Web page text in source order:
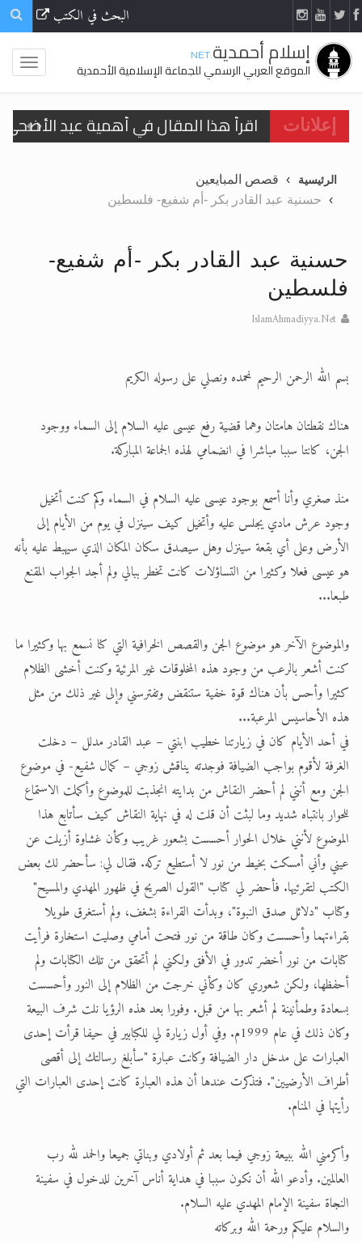
البحث في الكتب
إسلام أحمدية.NET
الموقع العربي الرسمي للجماعة الإسلامية الأحمدية
إعلانات
اقرأ هذا المقال في أهمية عيد
تعميم هامّ لأفراد الجماعة >> المزيد
اقرأ هذا الكتاب وتعرّف على حقيقة
الحجّ.. دلالات، حِكم، وأهداف >> المزيد
اقرأ هذا المقال في أهمية عيد
الرئيسية
قصص المبايعين
حسنية عبد القادر بكر -أم شفيع- فلسطين
حسنية عبد القادر بكر -أم شفيع-
فلسطين
IslamAhmadiyya.Net
بسم الله الرحمن الرحيم نحمده ونصلي على رسوله الكريم
هناك نقطتان هامتان وهما قضية رفع عيسى عليه السلام إلى السماء ووجود
الجن، كانتا سببا مباشرا في انضمامي لهذه الجماعة المباركة.
منذ صغري وأنا أسمع بوجود عيسى عليه السلام في السماء وكم كنت أتخيل
وجود عرش مادي يجلس عليه وأتخيل كيف سينزل في يوم من الأيام إلى
الأرض وعلى أي بقعة سينزل وهل سيصدق سكان المكان الذي سيهبط عليه بأنه
هو عيسى فعلا وكثيرا من التساؤلات كانت تخطر ببالي ولم أجد الجواب المقنع
طبعا...
والموضوع الآخر هو موضوع الجن والقصص الخرافية التي كنا نسمع بها وكثيرا ما
كنت أشعر بالرعب من وجود هذه المخلوقات غير المرئية وكنت أخشى الظلام
كثيرا وأحس بأن هناك قوة خفية ستنقض وتفترسني وإلى غير ذلك من مثل
هذه الأحاسيس المرعبة...
في أحد الأيام كان في زيارتنا خطيب ابنتي – عبد القادر مدلل – دخلت
الغرفة لأقوم بواجب الضيافة فوجدته يناقش زوجي – كمال شفيع- في موضوع
الجن ومع أنني لم أحضر النقاش من بدايته انجذبت للموضوع وأكملت الاستماع
للحوار بانتباه شديد وما لبثت أن قلت له في نهاية النقاش كيف سأتابع هذا
الموضوع لأنني خلال الحوار أحسست بشعور غريب وكأن غشاوة أزيلت عن
عيني وأني أمسكت بخيط من نور لا أستطيع تركه. فقال لي: سأحضر لك بعض
الكتب لتقرئيها. فأحضر لي كتاب "القول الصريح في ظهور المهدي والمسيح"
وكتاب "دلائل صدق النبوة"، وبدأت القراءة بشغف، ولم أستغرق طويلا
بقراءتهما وأحسست وكان طاقة من نور فتحت أمامي وصليت استخارة فرأيت
كتابات من نور أخضر تدور في الأفق ولكني لم أتحقق من تلك الكتابات ولم
أحفظها، ولكن شعوري كان وكأني خرجت من الظلام إلى النور وأحسست
بسعادة وطمأنينة لم أشعر بها من قبل. وفورا بعد هذه الرؤيا نلت شرف البيعة
وكان ذلك في عام 1999م. وفي أول زيارة لي للكبابير في حيفا قرأت إحدى
العبارات على مدخل دار الضيافة وكانت عبارة "سأبلغ رسالتك إلى أقصى
أطراف الأرضيين". فتذكرت عندها أن هذه العبارة كانت إحدى العبارات التي
رأيتها في المنام.
وأكرمني الله ببيعة زوجي فيما بعد ثم أولادي وبناتي جميعا والحمد لله رب
العالمين. وأدعو الله أن نكون سببا في هداية أناس آخرين للدخول في سفينة
النجاة سفينة الإمام المهدي عليه السلام.
والسلام عليكم ورحمة الله وبركاته